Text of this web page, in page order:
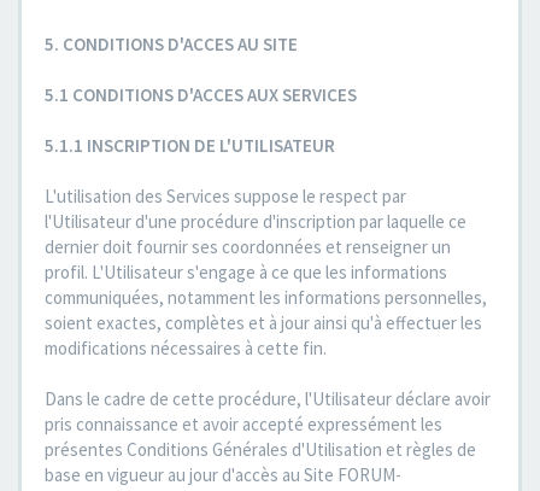
5. CONDITIONS D'ACCES AU SITE
5.1 CONDITIONS D'ACCES AUX SERVICES
5.1.1 INSCRIPTION DE L'UTILISATEUR
L'utilisation des Services suppose le respect par
l'Utilisateur d'une procédure d'inscription par laquelle ce
dernier doit fournir ses coordonnées et renseigner un
profil. L'Utilisateur s'engage à ce que les informations
communiquées, notamment les informations personnelles,
soient exactes, complètes et à jour ainsi qu'à effectuer les
modifications nécessaires à cette fin.
Dans le cadre de cette procédure, l'Utilisateur déclare avoir
pris connaissance et avoir accepté expressément les
présentes Conditions Générales d'Utilisation et règles de
base en vigueur au jour d'accès au Site FORUM-